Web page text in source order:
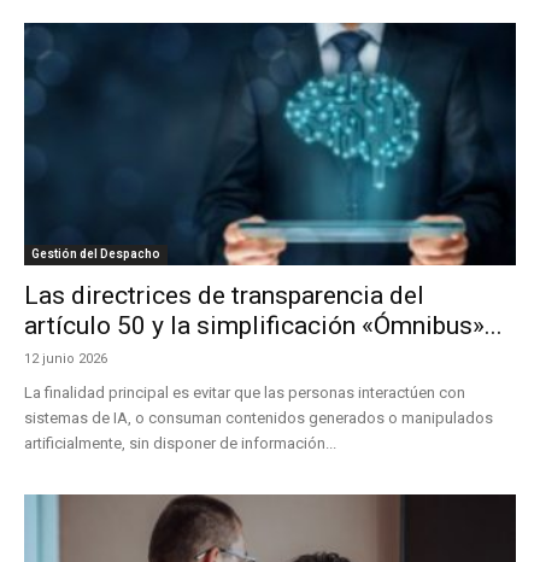
Gestión del Despacho
Las directrices de transparencia del
artículo 50 y la simplificación «Ómnibus»...
12 junio 2026
La finalidad principal es evitar que las personas interactúen con
sistemas de IA, o consuman contenidos generados o manipulados
artificialmente, sin disponer de información...